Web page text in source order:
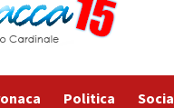
Politica